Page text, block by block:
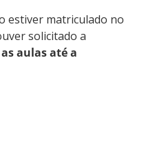
estiver matriculado no
solicitado a
aulas até a